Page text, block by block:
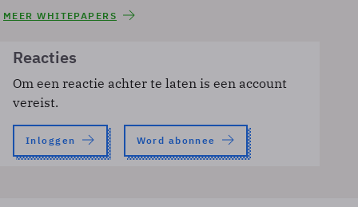
MEER WHITEPAPERS
Reacties
Om een reactie achter te laten is een account
vereist.
Inloggen Word abonnee